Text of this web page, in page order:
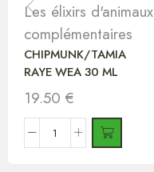
Les élixirs d'animaux
complémentaires
CHIPMUNK/TAMIA
RAYE WEA 30 ML
19.50 €